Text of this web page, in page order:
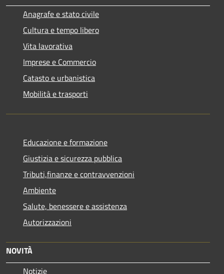
Anagrafe e stato civile
Cultura e tempo libero
Vita lavorativa
Imprese e Commercio
Catasto e urbanistica
Mobilità e trasporti
Educazione e formazione
Giustizia e sicurezza pubblica
Tributi,finanze e contravvenzioni
Ambiente
Salute, benessere e assistenza
Autorizzazioni
NOVITÀ
Notizie